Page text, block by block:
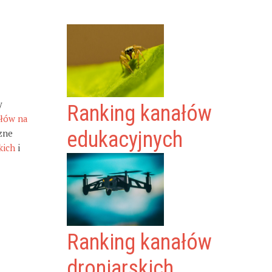
na
i
Ranking kanałów
edukacyjnych
Ranking kanałów